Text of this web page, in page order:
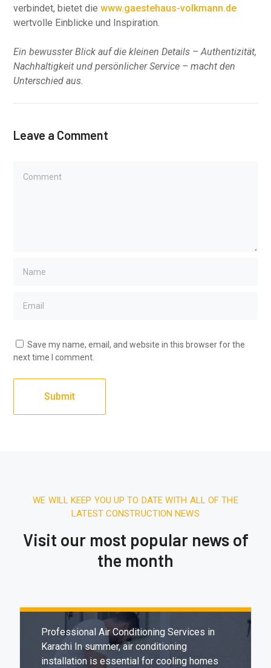
verbindet, bietet diewww.gaestehaus-volkmann.de
wertvolle Einblicke und Inspiration.
Ein bewusster Blick auf die kleinen Details – Authentizität,
Nachhaltigkeit und persönlicher Service – macht den
Unterschied aus.
Leave a Comment
Save my name, email, and website in this browser for the
next time I comment.
WE WILL KEEP YOU UP TO DATE WITH ALL OF THE
LATEST CONSTRUCTION NEWS
Visit our most popular news of
the month
December 27, 2025.7:31 AM
Professional Air Conditioning Services in
Karachi In summer, air conditioning
installation is essential for cooling homes